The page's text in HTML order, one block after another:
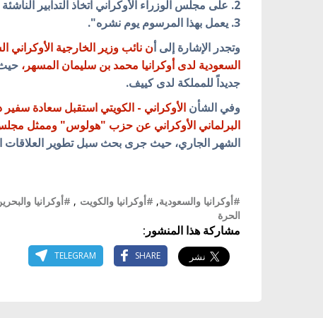
2. على مجلس الوزراء الأوكراني اتخاذ التدابير الناشئة عن هذا المرسوم.
3. يعمل بهذا المرسوم يوم نشره".
وتجدر الإشارة إلى أن نائب وزير الخارجية
السعودية لدى أوكرانيا محمد بن سليمان المسهر،
جديداً للمملكة لدى كييف.
وفي الشأن الأوكراني - الكويتي استقبل سعادة سفير
البرلماني الأوكراني عن حزب "هولوس" وممثل مجلس
الشهر الجاري، حيث جرى بحث سبل تطوير العلاقات
#أوكرانيا والسعودية, #أوكرانيا والكويت , #أوكرانيا
الحرة
مشاركة هذا المنشور:
SHARE
TELEGRAM